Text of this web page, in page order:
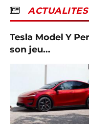
Tesla Model Y
son jeu...